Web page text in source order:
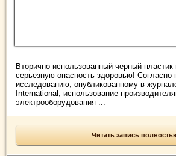
Вторично использованный черный
серьезную опасность здоровью! Согласно
исследованию, опубликованному в
International, использование
электрооборудования ...
Читать запись